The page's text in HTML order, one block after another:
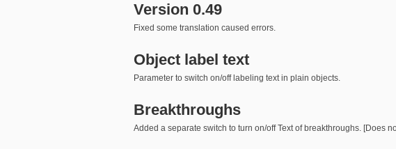
Version 0.49
Fixed some translation caused errors.
Object label text
Parameter to switch on/off labeling text in plain objects.
Breakthroughs
Added a separate switch to turn on/off Text of breakthroughs. [Does